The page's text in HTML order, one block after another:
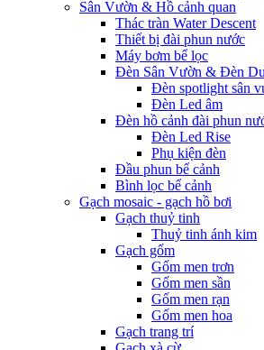
Sân Vườn & Hồ cảnh quan
Thác tràn Water Descent
Thiết bị đài phun nước
Máy bơm bể lọc
Đèn Sân Vườn & Đèn
Đèn spotlight sân
Đèn Led âm
Đèn hồ cảnh đài phun
Đèn Led Rise
Phụ kiện đèn
Đầu phun bể cảnh
Bình lọc bể cảnh
Gạch mosaic - gạch hồ bơi
Gạch thuỷ tinh
Thuỷ tinh ánh kim
Gạch gốm
Gốm men trơn
Gốm men sần
Gốm men rạn
Gốm men hoa
Gạch trang trí